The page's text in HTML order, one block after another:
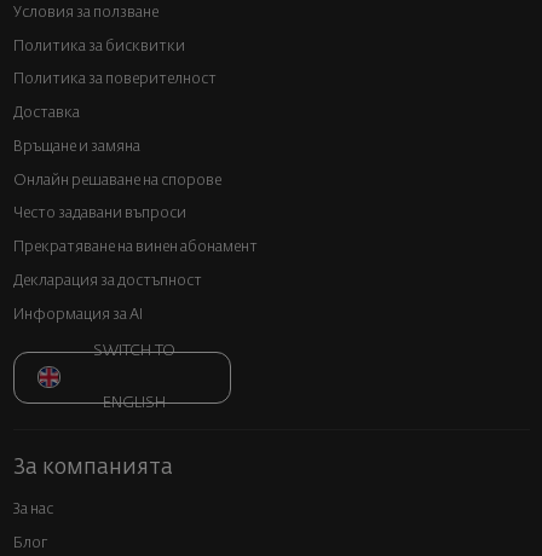
Условия за ползване
Политика за бисквитки
Политика за поверителност
Доставка
Връщане и замяна
Онлайн решаване на спорове
Често задавани въпроси
Прекратяване на винен абонамент
Декларация за достъпност
Информация за AI
SWITCH TO
ENGLISH
За компанията
За нас
Блог